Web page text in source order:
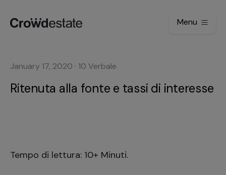
Menu
January 17, 2020 · 10 Verbale
Ritenuta alla fonte e tassi di interesse
Tempo di lettura: 10+ Minuti.